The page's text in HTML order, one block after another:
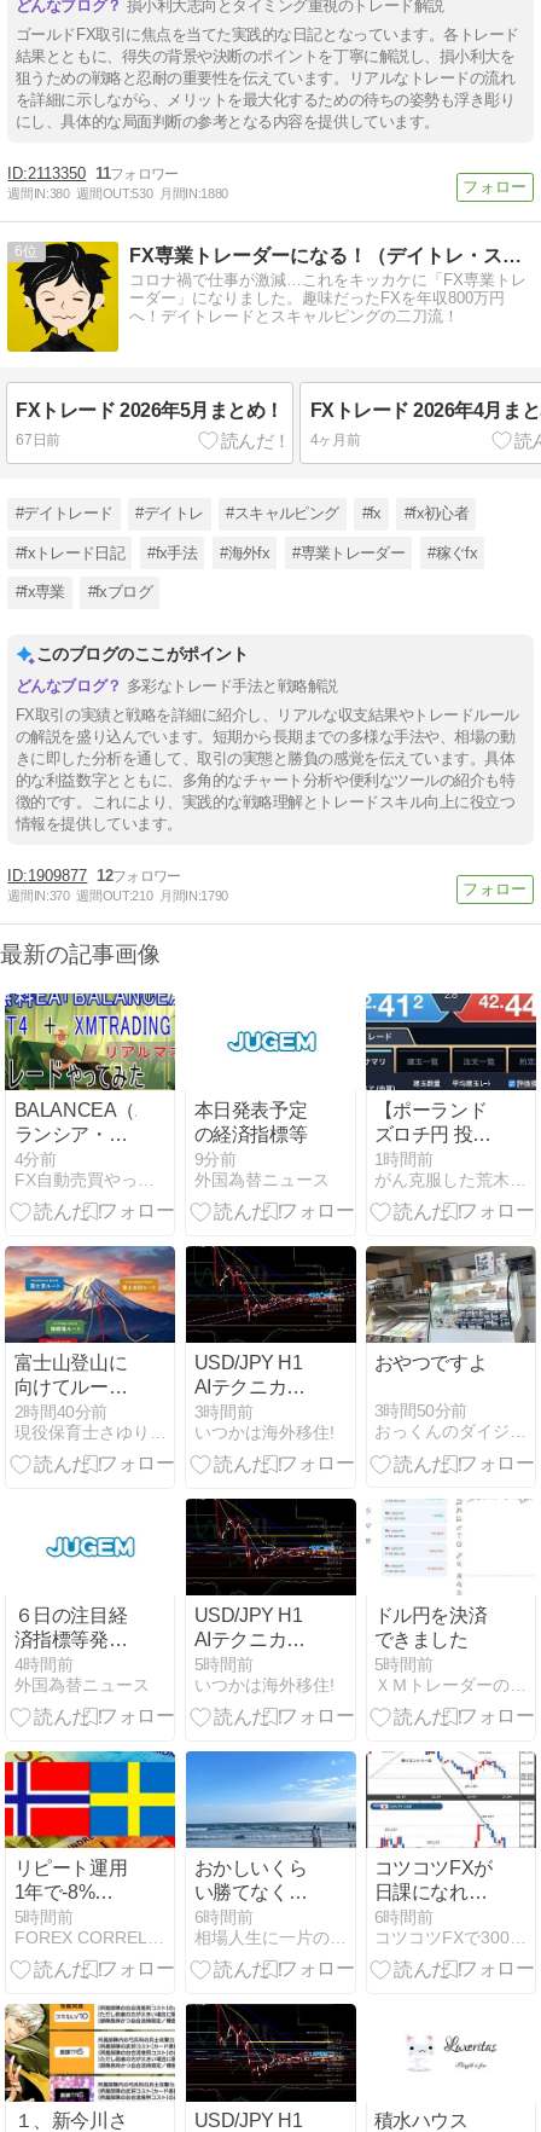
損小利大志向とタイミング重視のトレード解説
ゴールドFX取引に焦点を当てた実践的な日記となっています。各トレード
結果とともに、得失の背景や決断のポイントを丁寧に解説し、損小利大を
狙うための戦略と忍耐の重要性を伝えています。リアルなトレードの流れ
を詳細に示しながら、メリットを最大化するための待ちの姿勢も浮き彫り
にし、具体的な局面判断の参考となる内容を提供しています。
2113350 11
週間IN:380 週間OUT:530 月間IN:1880
6 FX専業トレーダーになる！（デイトレ・スキャルの二刀流）
コロナ禍で仕事が激減…これをキッカケに「FX専業トレ
ーダー」になりました。趣味だったFXを年収800万円
へ！デイトレードとスキャルピングの二刀流！
FXトレード 2026年5月まとめ！
67日前
FXトレード 2026年4月ま
4ヶ月前
#デイトレード #デイトレ #スキャルピング #fx #fx初心者
#fxトレード日記 #fx手法 #海外fx #専業トレーダー #稼ぐfx
#fx専業 #fxブログ
このブログのここがポイント
多彩なトレード手法と戦略解説
FX取引の実績と戦略を詳細に紹介し、リアルな収支結果やトレードルール
の解説を盛り込んでいます。短期から長期までの多様な手法や、相場の動
きに即した分析を通して、取引の実態と勝負の感覚を伝えています。具体
的な利益数字とともに、多角的なチャート分析や便利なツールの紹介も特
徴的です。これにより、実践的な戦略理解とトレードスキル向上に役立つ
情報を提供しています。
1909877 12
週間IN:370 週間OUT:210 月間IN:1790
最新の記事画像
BALANCEA（バ
ランシア・リ
アルマネー）
投資：56日目
4分前
FX自動売買やってみた | FX自動売買にトライしています
本日発表予定
の経済指標等
9分前
外国為替ニュース
【ポーランド
ズロチ円 投
資】 ー最新版
ー
1時間前
がん克服した荒木が投資家として生きていく
富士山登山に
向けてルート
を勉強した
2時間40分前
現役保育士さゆりのFX初心者日記
USD/JPY H1
AIテクニカル
分析｜2026年
8月7日 3時更
新
3時間前
いつかは海外移住!
おやつですよ
3時間50分前
おっくんのダイジョウブろぐ
６日の注目経
済指標等発表
結果
4時間前
外国為替ニュース
USD/JPY H1
AIテクニカル
分析｜2026年
8月7日 1時更
新
5時間前
いつかは海外移住!
ドル円を決済
できました
5時間前
ＸＭトレーダーの海外ＦＸブログ
リピート運用
1年で-8%
NOK/SEK両建
て順張り反復
売買運用
5時間前
FOREX CORRELATION LABORATORY
おかしいくら
い勝てなくな
った！
6時間前
相場人生に一片のくいなし！
コツコツFXが
日課になれば
OK！ 8/6(木)
結果
6時間前
コツコツFXで3000万円達成！amkeiのFXブログ！
１、新今川さ
USD/JPY H1
積水ハウス